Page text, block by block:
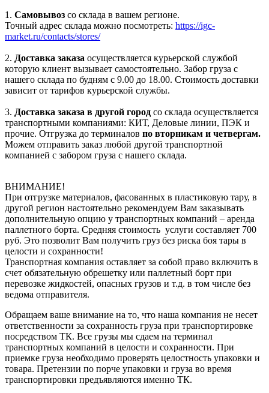
1. Самовывоз со склада в вашем регионе.
Точный адрес склада можно посмотреть: https://igc-
market.ru/contacts/stores/
2. Доставка заказа осуществляется курьерской службой
которую клиент вызывает самостоятельно. Забор груза с
нашего склада по будням с 9.00 до 18.00. Стоимость доставки
зависит от тарифов курьерской службы.
3. Доставка заказа в другой город со склада осуществляется
транспортными компаниями: КИТ, Деловые линии, ПЭК и
прочие. Отгрузка до терминалов по вторникам и четвергам.
Можем отправить заказ любой другой транспортной
компанией с забором груза с нашего склада.
ВНИМАНИЕ!
При отгрузке материалов, фасованных в пластиковую тару, в
другой регион настоятельно рекомендуем Вам заказывать
дополнительную опцию у транспортных компаний – аренда
паллетного борта. Средняя стоимость услуги составляет 700
руб. Это позволит Вам получить груз без риска боя тары в
целости и сохранности!
Транспортная компания оставляет за собой право включить в
счет обязательную обрешетку или паллетный борт при
перевозке жидкостей, опасных грузов и т.д. в том числе без
ведома отправителя.
Обращаем ваше внимание на то, что наша компания не несет
ответственности за сохранность груза при транспортировке
посредством ТК. Все грузы мы сдаем на терминал
транспортных компаний в целости и сохранности. При
приемке груза необходимо проверять целостность упаковки и
товара. Претензии по порче упаковки и груза во время
транспортировки предъявляются именно ТК.